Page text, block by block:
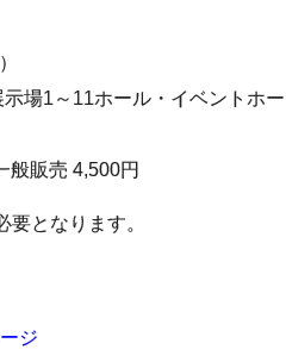
場1～11ホール・イベントホー
般販売 4,500円
となります。
ジ